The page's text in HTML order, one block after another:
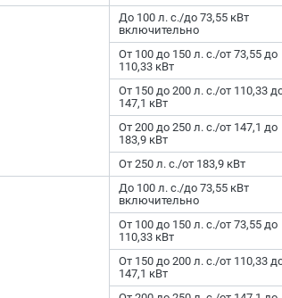
До 100 л. с./до 73,55 кВт
включительно
От 100 до 150 л. с./от 73,55 до
110,33 кВт
От 150 до 200 л. с./от 110,33
147,1 кВт
От 200 до 250 л. с./от 147,1 до
183,9 кВт
От 250 л. с./от 183,9 кВт
До 100 л. с./до 73,55 кВт
включительно
От 100 до 150 л. с./от 73,55 до
110,33 кВт
От 150 до 200 л. с./от 110,33
147,1 кВт